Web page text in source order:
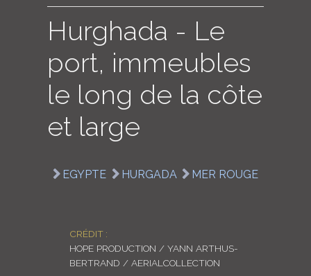
LOGIN
ENGLISH
Hurghada - Le
port, immeubles
le long de la côte
et large
EGYPTE HURGADA MER ROUGE
CRÉDIT :
HOPE PRODUCTION / YANN ARTHUS-
BERTRAND / AERIALCOLLECTION